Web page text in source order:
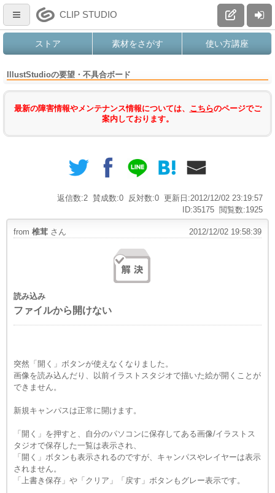
CLIP STUDIO
ストア 素材をさがす 使い方講座
IllustStudioの要望・不具合ボード
最新の障害情報やメンテナンス情報については、 こちらのページでご
案内しております。
更新日:2012/12/02 23:19:57
反対数:0
賛成数:0
返信数:2
閲覧数:1925
ID:35175
from 椎茸 さん 2012/12/02 19:58:39
読み込み
ファイルから開けない
突然「開く」ボタンが使えなくなりました。
画像を読み込んだり、以前イラストスタジオで描いた絵が開くことが
できません。
新規キャンパスは正常に開けます。
「開く」を押すと、自分のパソコンに保存してある画像/イラストス
タジオで保存した一覧は表示され、
「開く」ボタンも表示されるのですが、キャンパスやレイヤーは表示
されません。
「上書き保存」や「クリア」「戻す」ボタンもグレー表示です。